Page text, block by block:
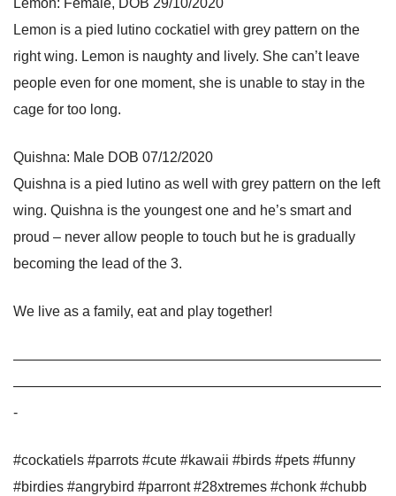
Lemon: Female, DOB 29/10/2020
Lemon is a pied lutino cockatiel with grey pattern on the
right wing. Lemon is naughty and lively. She can’t leave
people even for one moment, she is unable to stay in the
cage for too long.
Quishna: Male DOB 07/12/2020
Quishna is a pied lutino as well with grey pattern on the left
wing. Quishna is the youngest one and he’s smart and
proud – never allow people to touch but he is gradually
becoming the lead of the 3.
We live as a family, eat and play together!
——————————————————————————
——————————————————————————
-
#cockatiels #parrots #cute #kawaii #birds #pets #funny
#birdies #angrybird #parront #28xtremes #chonk #chubb